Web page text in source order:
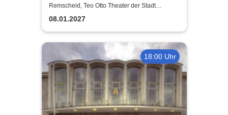
Sehnsucht - Teo Otto Theater
Remscheid, Teo Otto Theater der Stadt
Remscheid
08.01.2027
18:00 Uhr